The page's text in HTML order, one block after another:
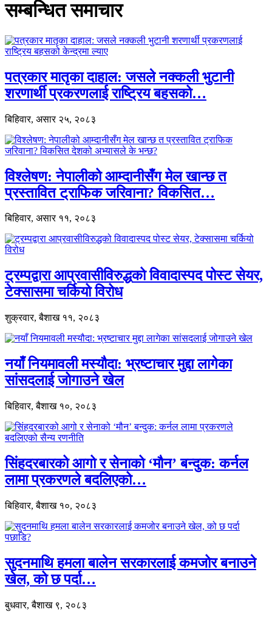
सम्बन्धित समाचार
पत्रकार मातृका दाहाल: जसले नक्कली भुटानी
शरणार्थी प्रकरणलाई राष्ट्रिय बहसको…
बिहिवार, असार २५, २०८३
विश्लेषण: नेपालीको आम्दानीसँग मेल खान्छ त
प्रस्तावित ट्राफिक जरिवाना? विकसित…
बिहिवार, असार ११, २०८३
ट्रम्पद्वारा आप्रवासीविरुद्धको विवादास्पद पोस्ट सेयर,
टेक्सासमा चर्कियो विरोध
शुक्रवार, बैशाख ११, २०८३
नयाँ नियमावली मस्यौदा: भ्रष्टाचार मुद्दा लागेका
सांसदलाई जोगाउने खेल
बिहिवार, बैशाख १०, २०८३
सिंहदरबारको आगो र सेनाको ‘मौन’ बन्दुक: कर्नल
लामा प्रकरणले बदलिएको…
बिहिवार, बैशाख १०, २०८३
सुदनमाथि हमला बालेन सरकारलाई कमजोर बनाउने
खेल, को छ पर्दा…
बुधवार, बैशाख ९, २०८३